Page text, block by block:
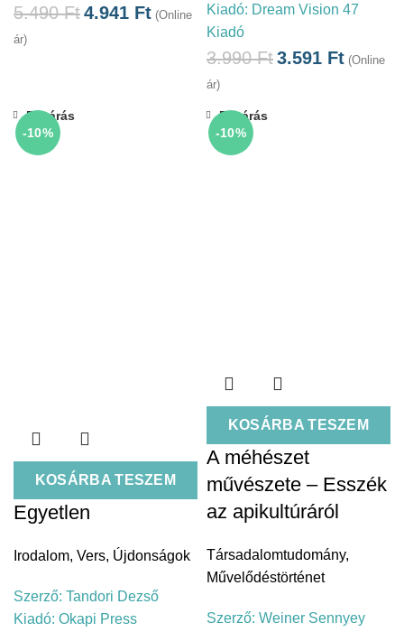
5.490Ft4.941 Ft (Online
ár)
Kiadó: Dream Vision 47
Kiadó
3.990Ft3.591 Ft (Online
ár)
-10%
KOSÁRBA TESZEM
Bezárás
Egyetlen
Irodalom, Vers, Újdonságok
Szerző: Tandori Dezső
Kiadó: Okapi Press
-10%
KOSÁRBA TESZEM
Bezárás
A méhészet
művészete – Esszék
az apikultúráról
Társadalomtudomány,
Művelődéstörténet
Szerző: Weiner Sennyey